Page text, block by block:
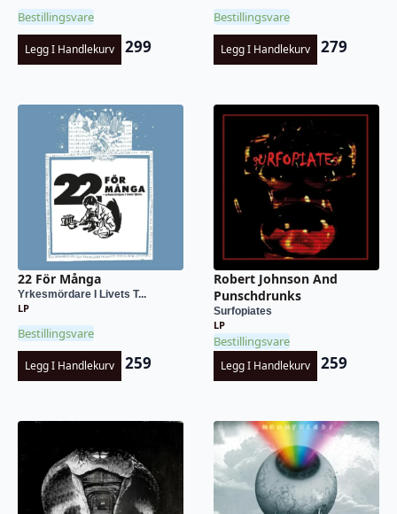
Bestillingsvare
Legg I Handlekurv 299
Bestillingsvare
Legg I Handlekurv 279
22 För Många
Yrkesmördare I Livets T...
LP
Bestillingsvare
Legg I Handlekurv 259
Robert Johnson And
Punschdrunks
Surfopiates
LP
Bestillingsvare
Legg I Handlekurv 259